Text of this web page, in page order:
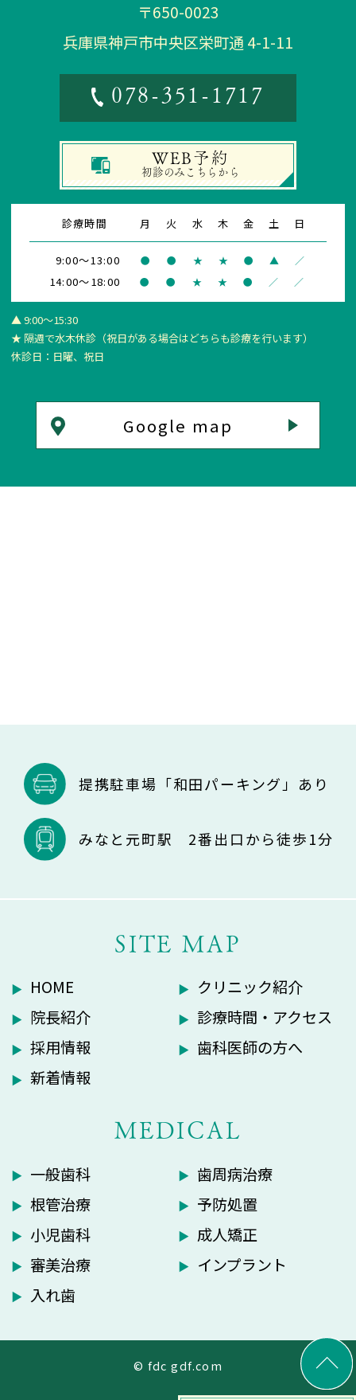
〒650-0023
兵庫県神戸市中央区栄町通 4-1-11
078-351-1717
WEB予約
初診 のみこちらから
診療時間 月 火 水 木 金 土 日
9:00～13:00 ● ● ★ ★ ● ▲ ／
14:00～18:00 ● ● ★ ★ ● ／ ／
▲ 9:00～15:30
★ 隔週で水木休診 （祝日がある場合はどちらも診療を行います）
休診日：日曜、祝日
Google map
提携駐車場「和田パーキング」あり
みなと元町駅 2番出口から徒歩1分
SITE MAP
HOME
クリニック紹介
院長紹介
診療時間・アクセス
採用情報
歯科医師の方へ
新着情報
MEDICAL
一般歯科
歯周病治療
根管治療
予防処置
小児歯科
成人矯正
審美治療
インプラント
入れ歯
© fdc gdf.com